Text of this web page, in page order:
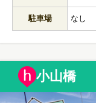
駐車場 なし
小山橋